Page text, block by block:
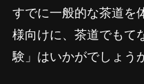
すでに一般的な茶道を
様向けに、茶道でもて
験」はいかがでしょう